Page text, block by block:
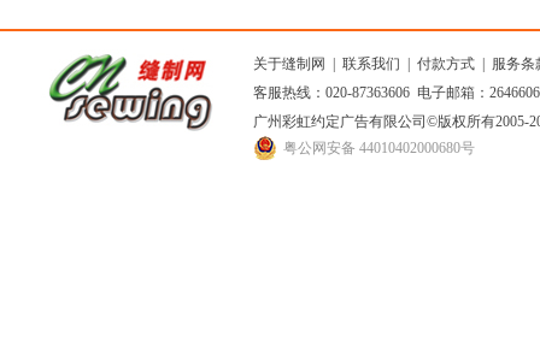
关于缝制网 联系我们 付款方式
服务条
客服热线：020-87363606 电子邮箱：
广州彩虹约定广告有限公司 ©版权所有2005-
粤公网安备 44010402000680号